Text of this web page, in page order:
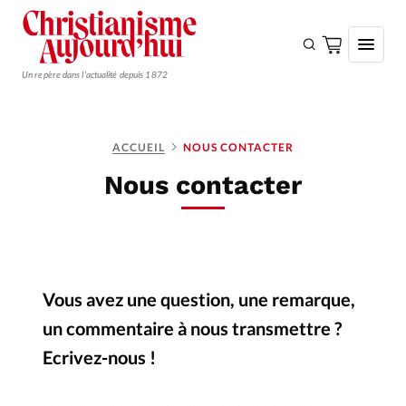
Un repère dans l'actualité depuis 1872
Faire un don
Emploi
ACCUEIL NOUS CONTACTER
Nous contacter
Vous avez une question, une remarque,
un commentaire à nous transmettre ?
Ecrivez-nous !